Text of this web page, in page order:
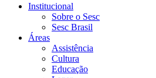
Institucional
Sobre o Sesc
Sesc Brasil
Áreas
Assistência
Cultura
Educação